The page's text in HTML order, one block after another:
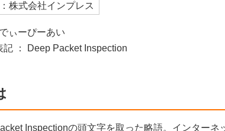
株式会社インプレス
ぃーぴーあい
記 ： Deep Packet Inspection
Inspectionの頭文字を取った略語。インター